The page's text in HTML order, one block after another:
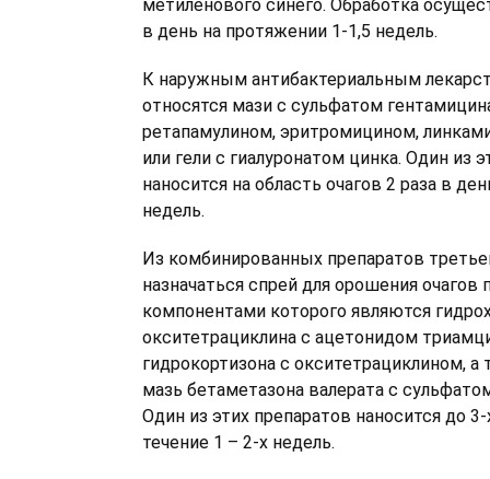
метиленового синего. Обработка
в день на протяжении 1-1,5 недель.
К наружным антибактериальным
относятся мази с сульфатом
ретапамулином, эритромицином,
или гели с гиалуронатом цинка. Один из
наносится на область очагов 2 раза в
недель.
Из комбинированных препаратов
назначаться спрей для орошения очагов
компонентами которого являются
окситетрациклина с ацетонидом
гидрокортизона с окситетрациклином,
мазь бетаметазона валерата с
Один из этих препаратов наносится до
течение 1 – 2-х недель.